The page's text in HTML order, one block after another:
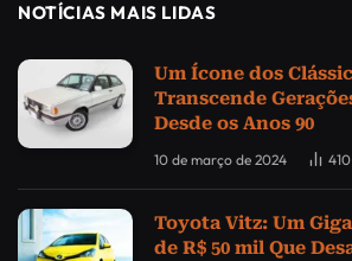
NOTÍCIAS MAIS LIDAS
Um Ícone dos
Transcende
Desde os Anos 90
10 de março de 2024 410
Toyota Vitz: Um
de R$ 50 mil Que